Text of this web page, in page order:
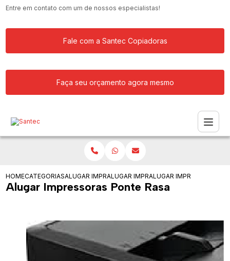
Entre em contato com um de nossos especialistas!
Fale com a Santec Copiadoras
Faça seu orçamento agora mesmo
HOMECATEGORIASALUGAR IMPRESSORAALUGAR IMPRESSORAS COLORIDAS
ALUGAR IMPRESSORAS
Alugar Impressoras Ponte Rasa